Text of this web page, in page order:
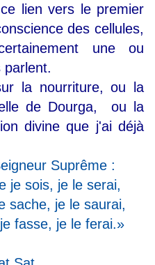
lien vers le premier
des cellules,
une ou
parlent.
la nourriture, ou la
de Dourga, ou la
divine que j'ai déjà
Suprême :
je sois, je le serai,
sache, je le saurai,
fasse, je le ferai.»